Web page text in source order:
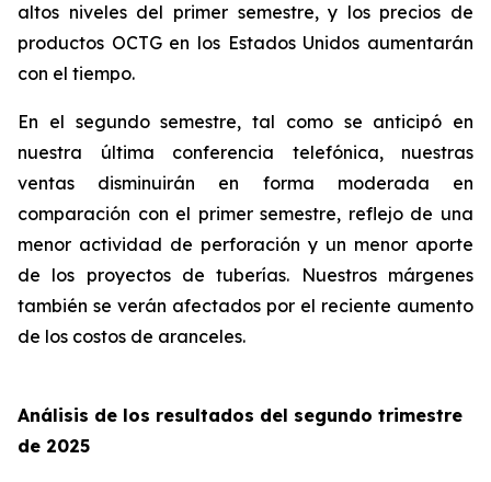
altos niveles del primer semestre, y los precios de
productos OCTG en los Estados Unidos aumentarán
con el tiempo.
En el segundo semestre, tal como se anticipó en
nuestra última conferencia telefónica, nuestras
ventas disminuirán en forma moderada en
comparación con el primer semestre, reflejo de una
menor actividad de perforación y un menor aporte
de los proyectos de tuberías. Nuestros márgenes
también se verán afectados por el reciente aumento
de los costos de aranceles.
Análisis de los resultados del segundo trimestre
de 2025